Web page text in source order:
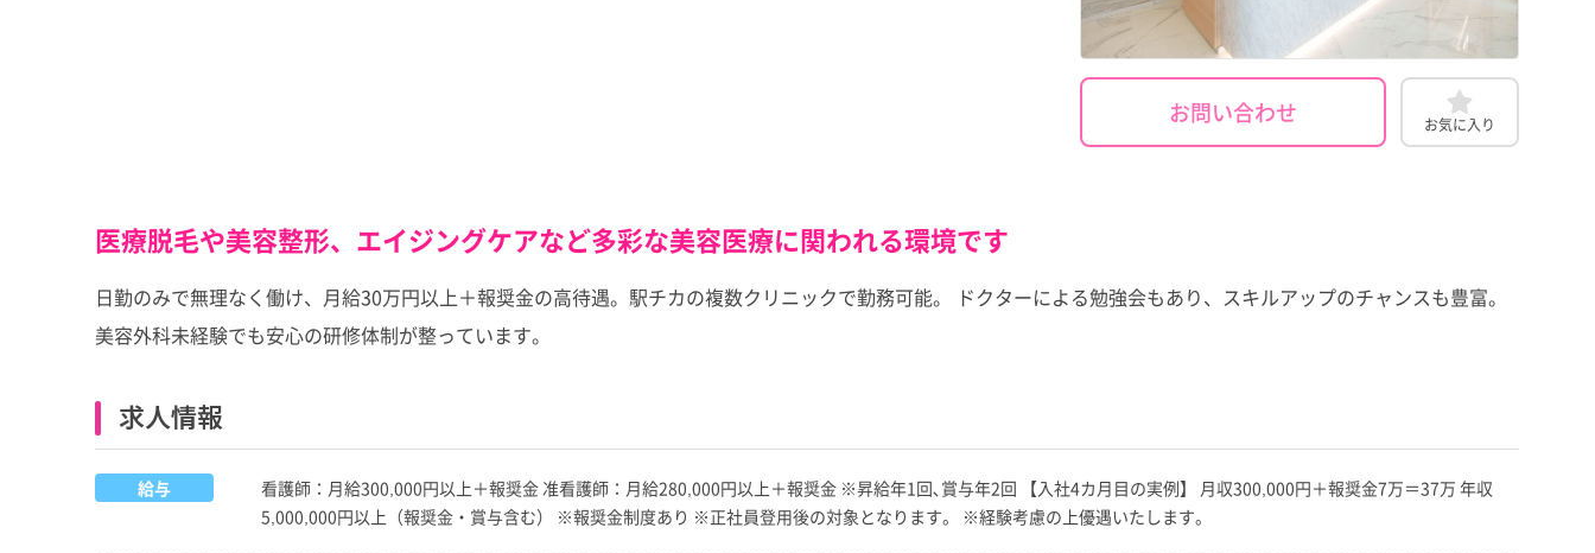
お問い合わせ お気に入り
医療脱毛や美容整形、エイジングケアなど多彩な美容医療に関われる環境です
日勤のみで無理なく働け、月給30万円以上＋報奨金の高待遇。駅チカの複数クリニックで勤務可能。 ドクターによる勉強会もあり、スキルアップのチャンスも豊富。
美容外科未経験でも安心の研修体制が整っています。
求人情報
給与
看護師：月給300,000円以上＋報奨金 准看護師：月給280,000円以上＋報奨金 ※昇給年1回､賞与年2回 【入社4カ月目の実例】 月収300,000円＋報奨金7万＝37万 年収
5,000,000円以上（報奨金・賞与含む） ※報奨金制度あり ※正社員登用後の対象となります。 ※経験考慮の上優遇いたします。